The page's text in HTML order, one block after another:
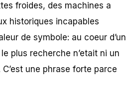
froides, des machines a
historiques incapables
de symbole: au coeur d’un
plus recherche n’etait ni un
une phrase forte parce